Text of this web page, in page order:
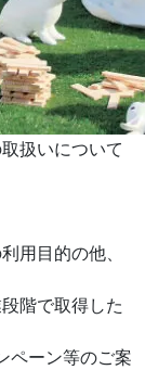
に関連する法
情報を、細心
扱いについて
用目的の他、
階で取得した
ペーン等のご案